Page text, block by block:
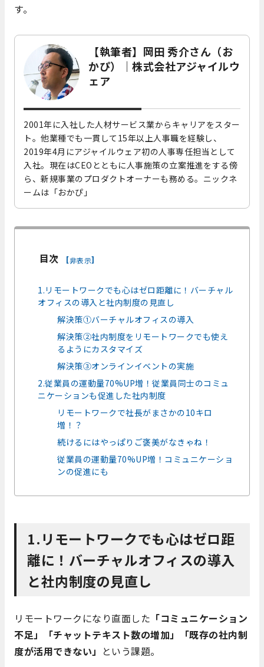
す。
【執筆者】岡田 秀介さん（お
かぴ）｜株式会社アジャイルウ
ェア
2001年に入社した人材サービス業からキャリアをスター
ト。他業種でも一貫して15年以上人事職を経験し、
2019年4月にアジャイルウェア初の人事専任担当として
入社。現在はCEOとともに人事施策の立案推進をする傍
ら、新規事業のプロダクトオーナーも務める。ニックネ
ームは「おかぴ」
目次 [非表示]
1.リモートワークでも心はゼロ距離に！バーチャル
オフィスの導入と社内制度の見直し
解決策①バーチャルオフィスの導入
解決策②社内制度をリモートワークでも使え
るようにカスタマイズ
解決策③オンラインイベントの実施
2.従業員の運動量70%UP増！従業員同士のコミュ
ニケーションも促進した社内制度
リモートワークで社長がまさかの10キロ
増！？
続けるにはやっぱりご褒美がなきゃね！
従業員の運動量70%UP増！コミュニケーショ
ンの促進にも
1.リモートワークでも心はゼロ距
離に！バーチャルオフィスの導入
と社内制度の見直し
リモートワークになり直面した 「コミュニケーション
不足」「チャットテキスト数の増加」「既存の社内制
度が活用できない」 という課題。